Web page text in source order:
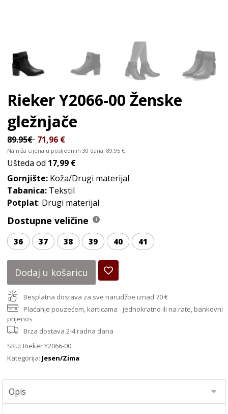
Rieker Y2066-00Ženske
gležnjače
89.95€ 71,96 €
Najniža cijena u posljednjih 30 dana:89,95€
Ušteda od 17,99 €
Gornjište: Koža/Drugi materijal
Tabanica: Tekstil
Potplat: Drugi materijal
Dostupne veličine
36 37 38 39 40 41
Dodaj u košaricu
Besplatna dostava za sve narudžbe iznad 70 €
Plaćanje pouzećem, karticama - jednokratno ili na rate, bankovni
prijenos
Brza dostava 2-4 radna dana
SKU: Rieker Y2066-00
Kategorija: Jesen/Zima